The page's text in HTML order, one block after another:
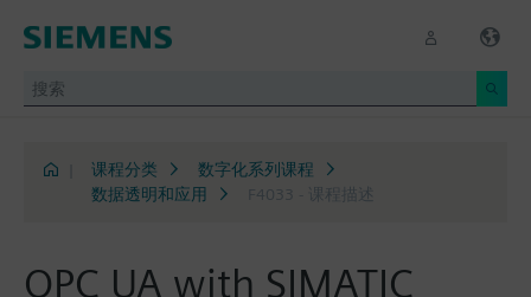
课程分类
数字化系列课程
数据透明和应用
F4033 - 课程描述
OPC UA with SIMATIC